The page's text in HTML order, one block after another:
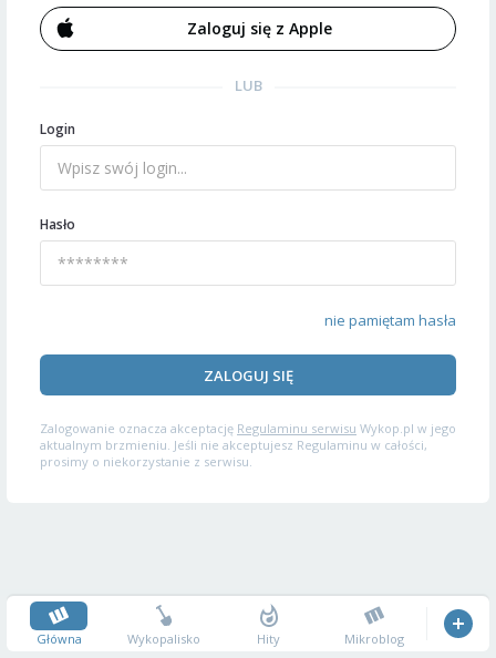
Zaloguj się z Apple
LUB
Login
Hasło
nie pamiętam hasła
ZALOGUJ SIĘ
Zalogowanie oznacza akceptację Regulaminu serwisu Wykop.pl w jego
aktualnym brzmieniu. Jeśli nie akceptujesz Regulaminu w całości,
prosimy o niekorzystanie z serwisu.
Główna Wykopalisko Hity Mikroblog